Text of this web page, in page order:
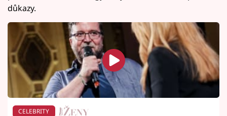
důkazy.
CELEBRITY